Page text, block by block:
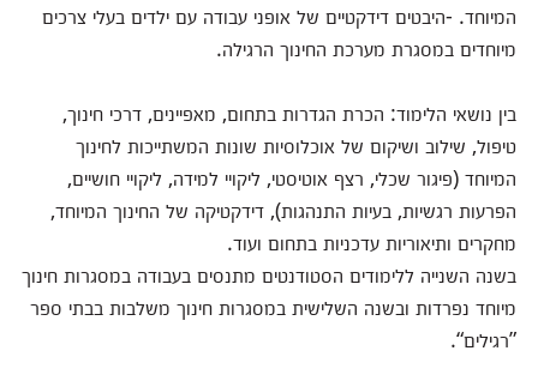
המיוחד. -היבטים דידקטיים של אופני עבודה עם ילדים בעלי צרכים
מיוחדים במסגרת מערכת החינוך הרגילה.
בין נושאי הלימוד: הכרת הגדרות בתחום, מאפיינים, דרכי חינוך,
טיפול, שילוב ושיקום של אוכלוסיות שונות המשתייכות לחינוך
המיוחד (פיגור שכלי, רצף אוטיסטי, ליקויי למידה, ליקויי חושיים,
הפרעות רגשיות, בעיות התנהגות), דידקטיקה של החינוך המיוחד,
מחקרים ותיאוריות עדכניות בתחום ועוד.
בשנה השנייה ללימודים הסטודנטים מתנסים בעבודה במסגרות חינוך
מיוחד נפרדות ובשנה השלישית במסגרות חינוך משלבות בבתי ספר
”רגילים“.